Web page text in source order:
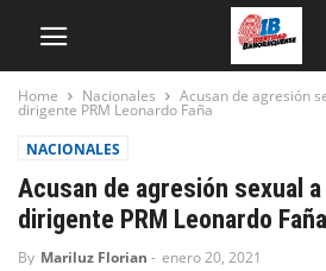
Home Nacionales Acusan de agresión
dirigente PRM Leonardo Faña
NACIONALES
Acusan de agresión sexual
dirigente PRM Leonardo Faña
By Mariluz Florian - enero 20, 2021